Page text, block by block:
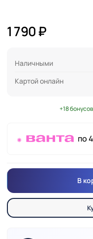
1 790 ₽
Наличными
Картой онлайн
+18
по
В